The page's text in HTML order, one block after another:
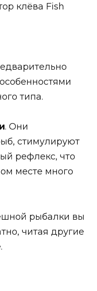
клёва Fish
типа.
. Они
стимулируют
рефлекс, что
месте много
рыбалки вы
читая другие